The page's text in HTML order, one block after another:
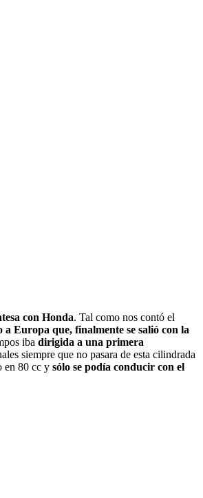
con Honda. Tal como nos contó el
Europa que, finalmente se salió con la
iba dirigida a una primera
siempre que no pasara de esta cilindrada
en 80 cc y sólo se podía conducir con el